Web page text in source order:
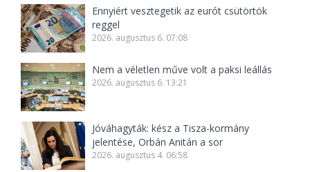
Ennyiért vesztegetik az eurót csütörtök
reggel
2026. augusztus 6. 07:08
Nem a véletlen műve volt a paksi leállás
2026. augusztus 6. 13:21
Jóváhagyták: kész a Tisza-kormány
jelentése, Orbán Anitán a sor
2026. augusztus 4. 06:58